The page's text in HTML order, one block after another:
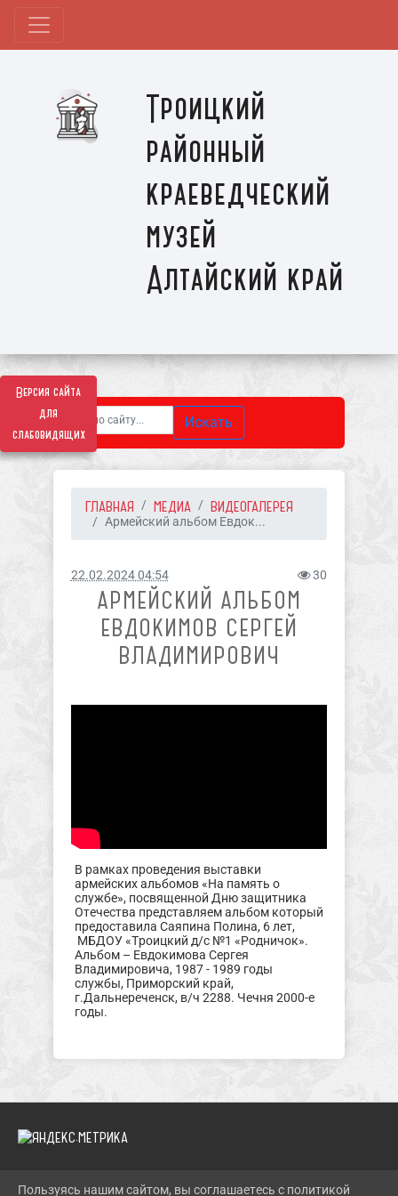
Версия сайта
для
слабовидящих
Троицкий
районный
краеведческий
музей
Алтайский край
Искать
ГЛАВНАЯ МЕДИА ВИДЕОГАЛЕРЕЯ
Армейский альбом Евдок...
22.02.2024 04:54 30
АРМЕЙСКИЙ АЛЬБОМ
ЕВДОКИМОВ СЕРГЕЙ
ВЛАДИМИРОВИЧ
В рамках проведения выставки
армейских альбомов «На память о
службе», посвященной Дню защитника
Отечества представляем альбом который
предоставила Саяпина Полина, 6 лет,
МБДОУ «Троицкий д/с №1 «Родничок».
Альбом – Евдокимова Сергея
Владимировича, 1987 - 1989 годы
службы, Приморский край,
г.Дальнереченск, в/ч 2288. Чечня 2000-е
годы.
Пользуясь нашим сайтом, вы соглашаетесь с политикой